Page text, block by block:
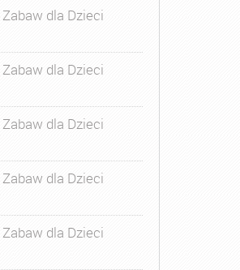
dla Dzieci
dla Dzieci
dla Dzieci
dla Dzieci
dla Dzieci